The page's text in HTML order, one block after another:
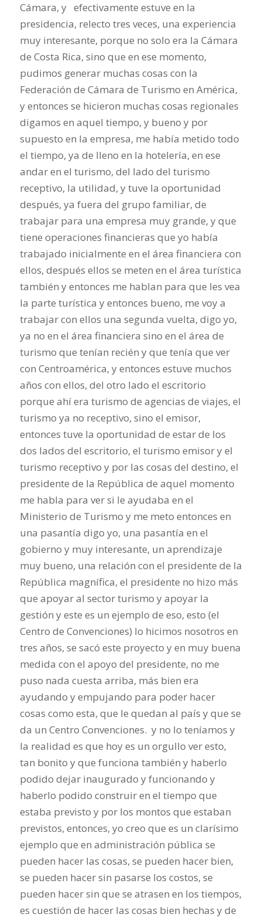
Cámara, y efectivamente estuve en la
presidencia, relecto tres veces, una experiencia
muy interesante, porque no solo era la Cámara
de Costa Rica, sino que en ese momento,
pudimos generar muchas cosas con la
Federación de Cámara de Turismo en América,
y entonces se hicieron muchas cosas regionales
digamos en aquel tiempo, y bueno y por
supuesto en la empresa, me había metido todo
el tiempo, ya de lleno en la hotelería, en ese
andar en el turismo, del lado del turismo
receptivo, la utilidad, y tuve la oportunidad
después, ya fuera del grupo familiar, de
trabajar para una empresa muy grande, y que
tiene operaciones financieras que yo había
trabajado inicialmente en el área financiera con
ellos, después ellos se meten en el área turística
también y entonces me hablan para que les vea
la parte turística y entonces bueno, me voy a
trabajar con ellos una segunda vuelta, digo yo,
ya no en el área financiera sino en el área de
turismo que tenían recién y que tenía que ver
con Centroamérica, y entonces estuve muchos
años con ellos, del otro lado el escritorio
porque ahí era turismo de agencias de viajes, el
turismo ya no receptivo, sino el emisor,
entonces tuve la oportunidad de estar de los
dos lados del escritorio, el turismo emisor y el
turismo receptivo y por las cosas del destino, el
presidente de la República de aquel momento
me habla para ver si le ayudaba en el
Ministerio de Turismo y me meto entonces en
una pasantía digo yo, una pasantía en el
gobierno y muy interesante, un aprendizaje
muy bueno, una relación con el presidente de la
República magnífica, el presidente no hizo más
que apoyar al sector turismo y apoyar la
gestión y este es un ejemplo de eso, esto (el
Centro de Convenciones) lo hicimos nosotros en
tres años, se sacó este proyecto y en muy buena
medida con el apoyo del presidente, no me
puso nada cuesta arriba, más bien era
ayudando y empujando para poder hacer
cosas como esta, que le quedan al país y que se
da un Centro Convenciones. y no lo teníamos y
la realidad es que hoy es un orgullo ver esto,
tan bonito y que funciona también y haberlo
podido dejar inaugurado y funcionando y
haberlo podido construir en el tiempo que
estaba previsto y por los montos que estaban
previstos, entonces, yo creo que es un clarísimo
ejemplo que en administración pública se
pueden hacer las cosas, se pueden hacer bien,
se pueden hacer sin pasarse los costos, se
pueden hacer sin que se atrasen en los tiempos,
es cuestión de hacer las cosas bien hechas y de